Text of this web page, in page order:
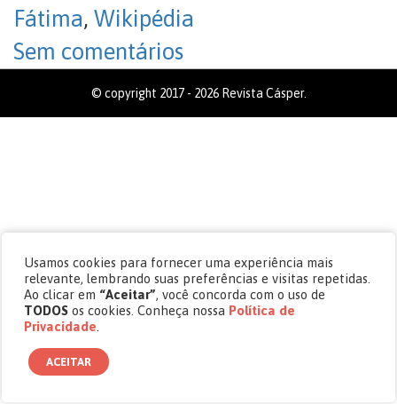
Fátima, Wikipédia
Sem comentários
© copyright 2017 - 2026 Revista Cásper.
Usamos cookies para fornecer uma experiência mais
relevante, lembrando suas preferências e visitas repetidas.
Ao clicar em “Aceitar”, você concorda com o uso de
TODOS os cookies. Conheça nossa Política de
Privacidade
ACEITAR